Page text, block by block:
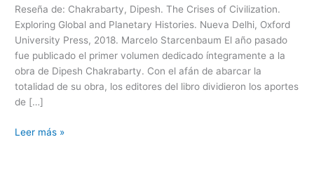
Reseña de: Chakrabarty, Dipesh. The Crises of Civilization.
Exploring Global and Planetary Histories. Nueva Delhi, Oxford
University Press, 2018. Marcelo Starcenbaum El año pasado
fue publicado el primer volumen dedicado íntegramente a la
obra de Dipesh Chakrabarty. Con el afán de abarcar la
totalidad de su obra, los editores del libro dividieron los aportes
de […]
Global
and
Planetary
Histories.
Nueva
Delhi,
Oxford
Press,
Leer más »